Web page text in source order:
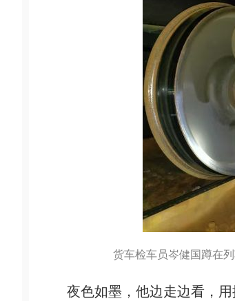
货车检车员岑健国蹲在
夜色如墨，他边走边看，用